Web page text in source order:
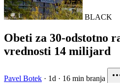
BLACK
Obeti za 30-odstotno
vrednosti 14 milijard
Pavel Botek · 1d · 16 min branja